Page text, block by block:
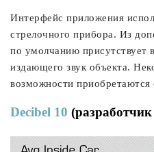
Интерфейс приложения
стрелочного прибора. Из
по умолчанию присутствует
издающего звук объекта.
возможности приобретаются
Decibel 10 (разработчик